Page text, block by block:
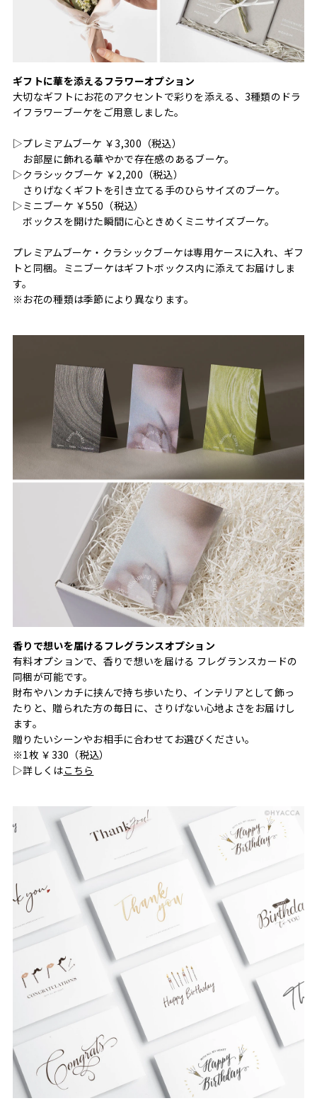
ギフトに華を添えるフラワーオプション
大切なギフトにお花のアクセントで彩りを添える、3種類のドラ
イフラワーブーケをご用意しました。
▷プレミアムブーケ ￥3,300（税込）
お部屋に飾れる華やかで存在感のあるブーケ。
▷クラシックブーケ ￥2,200（税込）
さりげなくギフトを引き立てる手のひらサイズのブーケ。
▷ミニブーケ ￥550（税込）
ボックスを開けた瞬間に心ときめくミニサイズブーケ。
プレミアムブーケ・クラシックブーケは専用ケースに入れ、ギフ
トと同梱。ミニブーケはギフトボックス内に添えてお届けしま
す。
※お花の種類は季節により異なります。
香りで想いを届けるフレグランスオプション
有料オプションで、香りで想いを届ける フレグランスカードの
同梱が可能です。
財布やハンカチに挟んで持ち歩いたり、インテリアとして飾っ
たりと、贈られた方の毎日に、さりげない心地よさをお届けし
ます。
贈りたいシーンやお相手に合わせてお選びください。
※1枚 ￥330（税込）
▷詳しくはこちら